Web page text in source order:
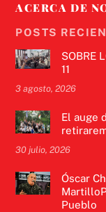
ACERCA DE
POSTS
SOBRE
11
3 agosto, 2026
El auge
30 julio, 2026
Óscar
Pueblo